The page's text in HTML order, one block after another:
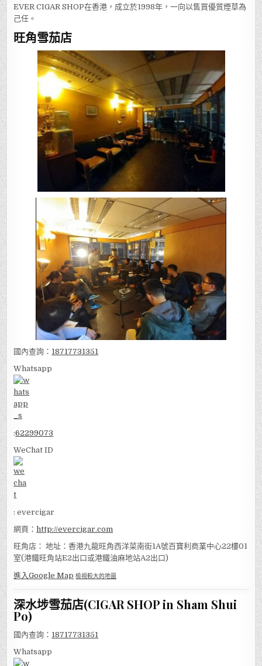
EVER CIGAR SHOP在香港，成立於1998年，一向以售買優質煙草為
己任。
旺角雪茄店
國內查詢： 18717731351
Whatsapp
:62299073
WeChat ID
: evercigar
網頁：http://evercigar.com
旺角店： 地址：香港九龍旺角西洋菜南街1A號百寶利商業中心22樓01
室(港鐵旺角站E2出口或港鐵油麻地站A2出口)
進入Google Map 檢視較大的地圖
深水埗雪茄店(CIGAR SHOP in Sham Shui
Po)
國內查詢： 18717731351
Whatsapp